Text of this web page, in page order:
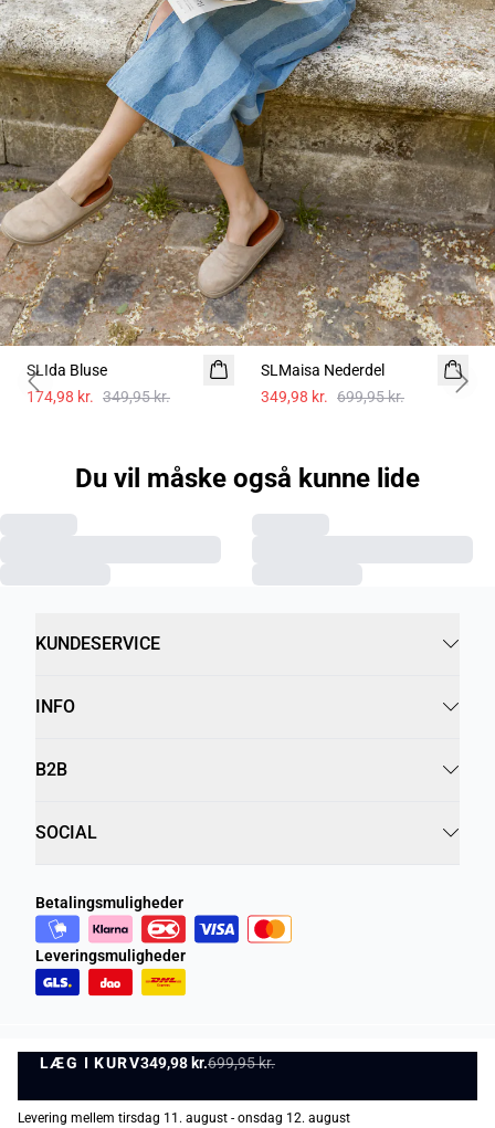
LÆG I KURV349,98 kr.699,95 kr.
LÆG I KURV
Levering mellem tirsdag 11. august - onsdag 12. august
-50%
SLIda Bluse
174,98 kr. 349,95 kr.
-50%
SLMaisa Nederdel
349,98 kr. 699,95 kr.
Previous slide Next
Du vil måske også kunne lide
KUNDESERVICE
INFO
B2B
SOCIAL
Betalingsmuligheder
Leveringsmuligheder
Privatlivspolitik Vilkår og betingelser